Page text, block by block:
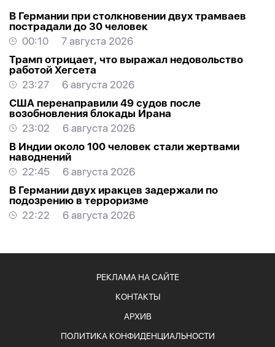
В Германии при столкновении двух трамваев
пострадали до 30 человек
00:10
7 августа 2026
Трамп отрицает, что выражал недовольство
работой Хегсета
23:27
6 августа 2026
США перенаправили 49 судов после
возобновления блокады Ирана
23:02
6 августа 2026
В Индии около 100 человек стали жертвами
наводнений
22:45
6 августа 2026
В Германии двух иракцев задержали по
подозрению в терроризме
22:22
6 августа 2026
РЕКЛАМА НА САЙТЕ
КОНТАКТЫ
АРХИВ
ПОЛИТИКА КОНФИДЕНЦИАЛЬНОСТИ